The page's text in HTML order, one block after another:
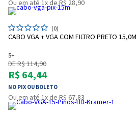
Entrega Flash
Retire na Loja
Ou em até 1x de R$ 28,90
(0)
CABO VGA + VGA COM FILTRO PRETO
5+
DE R$ 114,90
R$ 64,44
NO PIX OU BOLETO
Ou em até 1x de R$ 67,83